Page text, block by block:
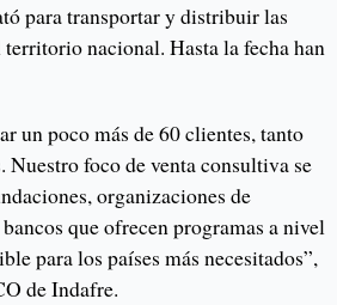
para transportar y distribuir las
nacional. Hasta la fecha han
un poco más de 60 clientes, tanto
foco de venta consultiva se
organizaciones de
que ofrecen programas a nivel
para los países más necesitados”,
de Indafre.